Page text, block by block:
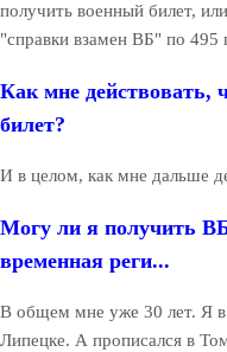
получить военный билет,
"справки взамен ВБ" по 495
Как мне действовать,
билет?
И в целом, как мне дальше
Могу ли я получить
временная реги...
В общем мне уже 30 лет. Я в
Липецке. А прописался в